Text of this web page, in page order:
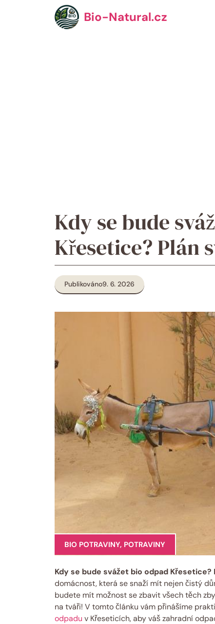
Bio-Natural.cz
Kdy se bude
Křesetice? Plán
Publikováno9. 6. 2026
BIO POTRAVINY, POTRAVINY
Kdy se ‌bude svážet bio ‍odpad Křesetice?
domácnost, ‌která se snaží mít ⁢nejen čistý‌
budete mít možnost se zbavit všech těch
na⁢ tváři! V tomto článku vám přinášíme
odpadu ‍v Křeseticích, aby váš zahradní